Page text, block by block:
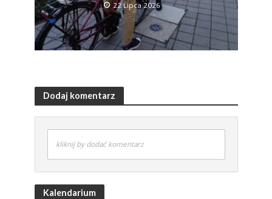
22 Lipca 2026
Dodaj komentarz
kliknij by dodać komentarz
Kalendarium